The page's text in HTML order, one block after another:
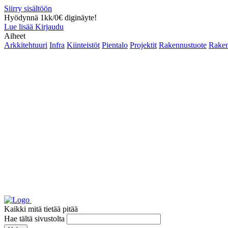
Siirry sisältöön
Hyödynnä 1kk/0€ diginäyte!
Lue lisää Kirjaudu
Aiheet
Arkkitehtuuri Infra Kiinteistöt Pientalo Projektit Rakennustuote
Kaikki mitä tietää pitää
Hae tältä sivustolta